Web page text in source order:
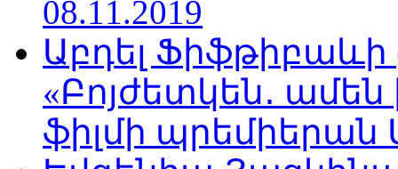
08.11.2019
Աբդել
«Բոյժետկեն․
ֆիլմի պրեմիերան